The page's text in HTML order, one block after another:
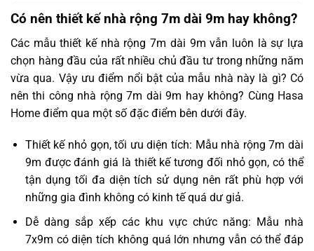
Có nên thiết kế nhà rộng 7m dài 9m hay không?
Các mẫu thiết kế nhà rộng 7m dài 9m vẫn luôn là sự lựa
chọn hàng đầu của rất nhiều chủ đầu tư trong những năm
vừa qua. Vậy ưu điểm nổi bật của mẫu nhà này là gì? Có
nên thi công nhà rộng 7m dài 9m hay không? Cùng Hasa
Home điểm qua một số đặc điểm bên dưới đây.
Thiết kế nhỏ gọn, tối ưu diện tích: Mẫu nhà rộng 7m dài
9m được đánh giá là thiết kế tương đối nhỏ gọn, có thể
tận dụng tối đa diện tích sử dụng nên rất phù hợp với
những gia đình không có kinh tế quá dư giả.
Dễ dàng sắp xếp các khu vực chức năng: Mẫu nhà
7x9m có diện tích không quá lớn nhưng vẫn có thể đáp